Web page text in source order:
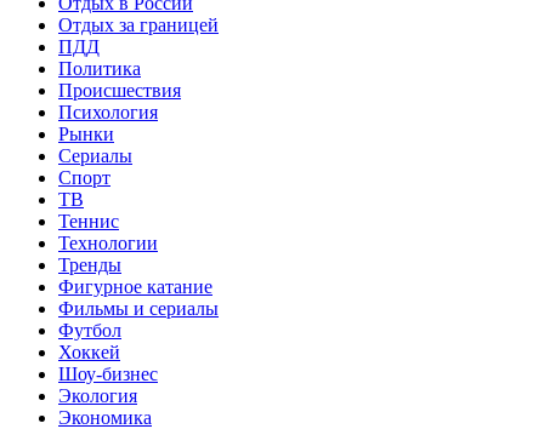
Отдых за границей
ПДД
Политика
Происшествия
Психология
Рынки
Сериалы
Спорт
ТВ
Теннис
Технологии
Тренды
Фигурное катание
Фильмы и сериалы
Футбол
Хоккей
Шоу-бизнес
Экология
Экономика